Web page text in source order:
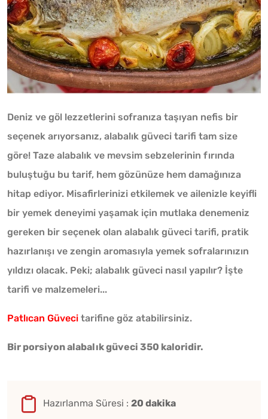
Deniz ve göl lezzetlerini sofranıza taşıyan nefis bir
seçenek arıyorsanız, alabalık güveci tarifi tam size
göre! Taze alabalık ve mevsim sebzelerinin fırında
buluştuğu bu tarif, hem gözünüze hem damağınıza
hitap ediyor. Misafirlerinizi etkilemek ve ailenizle keyifli
bir yemek deneyimi yaşamak için mutlaka denemeniz
gereken bir seçenek olan alabalık güveci tarifi, pratik
hazırlanışı ve zengin aromasıyla yemek sofralarınızın
yıldızı olacak. Peki; alabalık güveci nasıl yapılır? İşte
tarifi ve malzemeleri...
Patlıcan Güveci tarifine göz atabilirsiniz.
Bir porsiyon alabalık güveci 350 kaloridir.
Hazırlanma Süresi : 20 dakika